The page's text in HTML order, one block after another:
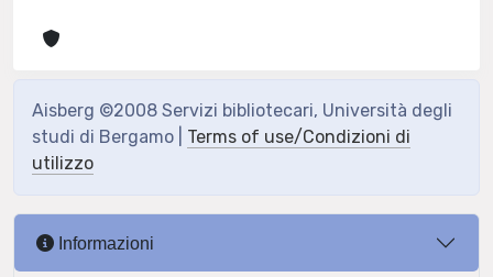
Aisberg ©2008 Servizi bibliotecari, Università degli
studi di Bergamo | Terms of use/Condizioni di
utilizzo
Informazioni